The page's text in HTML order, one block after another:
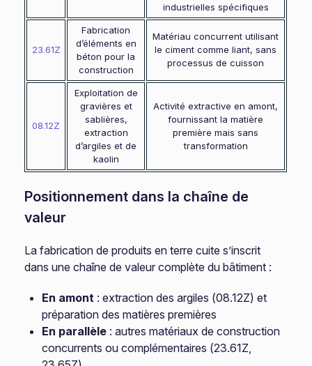
industrielles spécifiques
23.61Z
Fabrication
d’éléments en
béton pour la
construction
Matériau concurrent utilisant
le ciment comme liant, sans
processus de cuisson
08.12Z
Exploitation de
gravières et
sablières,
extraction
d’argiles et de
kaolin
Activité extractive en amont,
fournissant la matière
première mais sans
transformation
Positionnement dans la chaîne de
valeur
La fabrication de produits en terre cuite s’inscrit
dans une chaîne de valeur complète du bâtiment :
En amont : extraction des argiles (08.12Z) et
préparation des matières premières
En parallèle : autres matériaux de construction
concurrents ou complémentaires (23.61Z,